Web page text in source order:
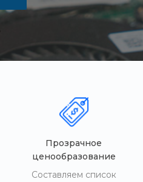
Прозрачное
ценообразование
Составляем список